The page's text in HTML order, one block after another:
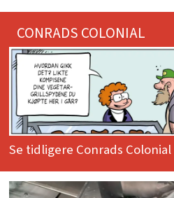
CONRADS COLONIAL
Se tidligere Conrads Colonial